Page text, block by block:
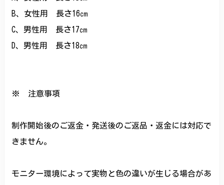
B、女性用 長さ16㎝
C、男性用 長さ17㎝
D、男性用 長さ18㎝
※ 注意事項
制作開始後のご返金・発送後のご返品・返金には対応で
きません。
モニター環境によって実物と色の違いが生じる場合があ